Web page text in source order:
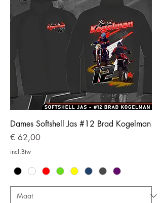
Dames Softshell Jas #12 Brad Kogelman
Prijs
€ 62,00
incl.Btw